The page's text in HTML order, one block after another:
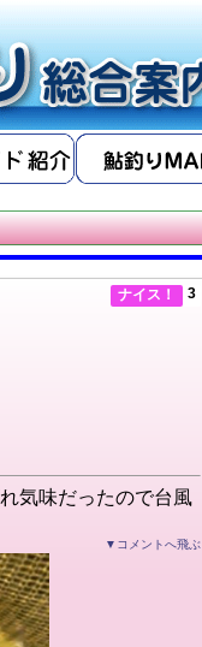
ナイス！ 3
気味だったので台風
▼コメントへ飛ぶ